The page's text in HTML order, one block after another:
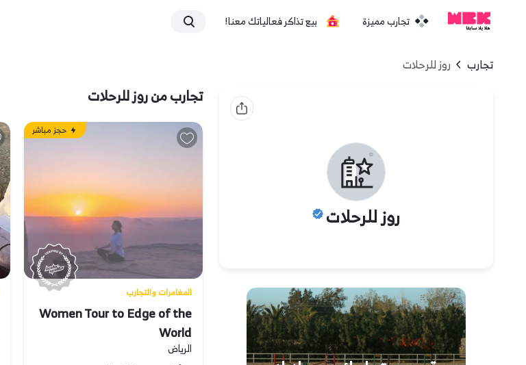
تجارب مميزة بيع تذاكر فعالياتك معنا!
تجارب روز للرحلات
روز للرحلات
تجارب منروز للرحلات
حجز مباشر
المغامرات والتجارب
Women Tour to Edge of the
World
الرياض